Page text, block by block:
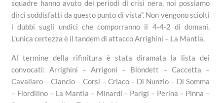
squadre hanno avuto dei periodi di crisi nera, noi possiamo
dirci soddisfatti da questo punto di vista”. Non vengono sciolti
i dubbi sugli undici che comporranno il 4-4-2 di domani.
L’unica certezza è il tandem di attacco Arrighini – La Mantia.
Al termine della rifinitura è stata diramata la lista dei
convocati: Arrighini – Arrigoni – Blondett – Caccetta –
Cavallaro – Ciancio – Corsi – Criaco – Di Nunzio – Di Somma
– Fiordilino – La Mantia – Minardi – Parigi – Perina – Pinna –